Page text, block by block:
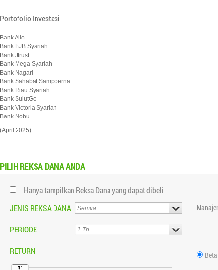
Portofolio Investasi
Bank Allo
Bank BJB Syariah
Bank Jtrust
Bank Mega Syariah
Bank Nagari
Bank Sahabat Sampoerna
Bank Riau Syariah
Bank SulutGo
Bank Victoria Syariah
Bank Nobu
(April 2025)
PILIH REKSA DANA ANDA
Hanya tampilkan Reksa Dana yang dapat dibeli
JENIS REKSA DANA
PERIODE
RETURN Beta